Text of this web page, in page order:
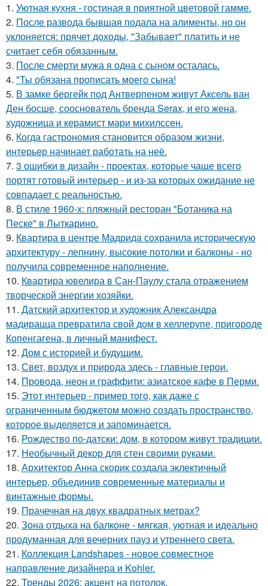
1. Уютная кухня - гостиная в приятной цветовой гамме.
2. После развода бывшая подала на алименты, но он
уклоняется: прячет доходы, "Забывает" платить и не
считает себя обязанным.
3. После смерти мужа я одна с сыном осталась.
4. "Ты обязана прописать моего сына!
5. В замке бергейк под Антверпеном живут Аксель ван
Ден босше, сооснователь бренда Serax, и его жена,
художница и керамист мари михилссен.
6. Когда гастрономия становится образом жизни,
интерьер начинает работать на неё.
7. 3 ошибки в дизайн - проектах, которые чаще всего
портят готовый интерьер - и из-за которых ожидание не
совпадает с реальностью.
8. В стиле 1960-х: пляжный ресторан "Ботаника на
Песке" в Лыткарино.
9. Квартира в центре Мадрида сохранила историческую
архитектуру - лепнину, высокие потолки и балконы - но
получила современное наполнение.
10. Квартира ювелира в Сан-Паулу стала отражением
творческой энергии хозяйки.
11. Датский архитектор и художник Александра
мадирацца превратила свой дом в хеллерупе, пригороде
Копенгагена, в личный манифест.
12. Дом с историей и будущим.
13. Свет, воздух и природа здесь - главные герои.
14. Провода, неон и граффити: азиатское кафе в Перми.
15. Этот интерьер - пример того, как даже с
ограниченным бюджетом можно создать пространство,
которое выделяется и запоминается.
16. Рождество по-датски: дом, в котором живут традиции.
17. Необычный декор для стен своими руками.
18. Архитектор Анна скорик создала эклектичный
интерьер, объединив современные материалы и
винтажные формы.
19. Прачечная на двух квадратных метрах?
20. Зона отдыха на балконе - мягкая, уютная и идеально
продуманная для вечерних пауз и утреннего света.
21. Коллекция Landshapes - новое совместное
направление дизайнера и Kohler.
22. Тренды 2026: акцент на потолок.